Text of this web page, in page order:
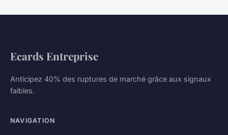
Ecards Entreprise
Anticipez 40% des ruptures de marché grâce aux signaux
faibles.
NAVIGATION